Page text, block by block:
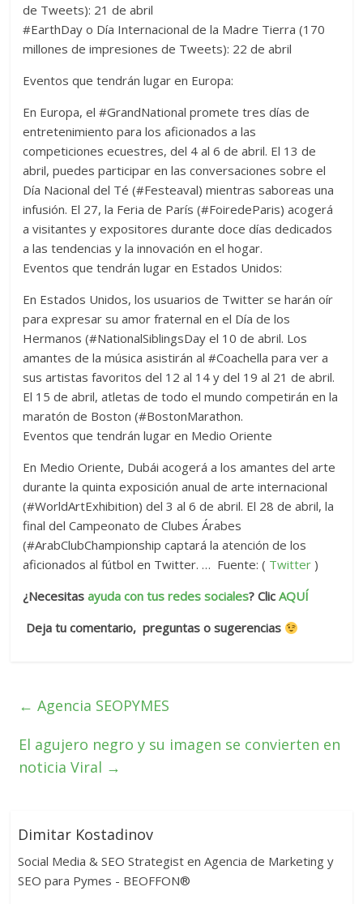
de Tweets): 21 de abril
#EarthDay o Día Internacional de la Madre Tierra (170
millones de impresiones de Tweets): 22 de abril
Eventos que tendrán lugar en Europa:
En Europa, el #GrandNational promete tres días de
entretenimiento para los aficionados a las
competiciones ecuestres, del 4 al 6 de abril. El 13 de
abril, puedes participar en las conversaciones sobre el
Día Nacional del Té (#Festeaval) mientras saboreas una
infusión. El 27, la Feria de París (#FoiredeParis) acogerá
a visitantes y expositores durante doce días dedicados
a las tendencias y la innovación en el hogar.
Eventos que tendrán lugar en Estados Unidos:
En Estados Unidos, los usuarios de Twitter se harán oír
para expresar su amor fraternal en el Día de los
Hermanos (#NationalSiblingsDay el 10 de abril. Los
amantes de la música asistirán al #Coachella para ver a
sus artistas favoritos del 12 al 14 y del 19 al 21 de abril.
El 15 de abril, atletas de todo el mundo competirán en la
maratón de Boston (#BostonMarathon.
Eventos que tendrán lugar en Medio Oriente
En Medio Oriente, Dubái acogerá a los amantes del arte
durante la quinta exposición anual de arte internacional
(#WorldArtExhibition) del 3 al 6 de abril. El 28 de abril, la
final del Campeonato de Clubes Árabes
(#ArabClubChampionship captará la atención de los
aficionados al fútbol en Twitter. … Fuente: ( Twitter )
¿Necesitasayuda con tus redes sociales? ClicAQUÍ
Deja tu comentario, preguntas o sugerencias
← Agencia SEOPYMES
El agujero negro y su imagen se convierten en
noticia Viral →
Dimitar Kostadinov
Social Media & SEO Strategist en Agencia de Marketing y
SEO para Pymes - BEOFFON®